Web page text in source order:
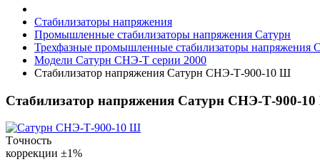
Стабилизаторы напряжения
Промышленные стабилизаторы напряжения Сатурн
Трехфазные промышленные стабилизаторы напряжения
Модели Сатурн СНЭ-Т серии 2000
Стабилизатор напряжения Сатурн СНЭ-Т-900-10 Ш
Стабилизатор напряжения Сатурн СНЭ-Т-900-
Tочность
коррекции ±1%